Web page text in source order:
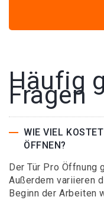
Häufig
Fragen
WIE VIEL
ÖFFNEN?
Der Tür Pro Öffnung
Außerdem variieren
Beginn der Arbeiten